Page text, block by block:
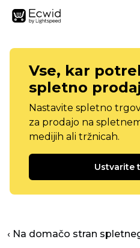
Vse, kar
spletno
Nastavite spletno
za prodajo na
medijih ali tržnicah.
Ustvarite
‹ Na domačo stran